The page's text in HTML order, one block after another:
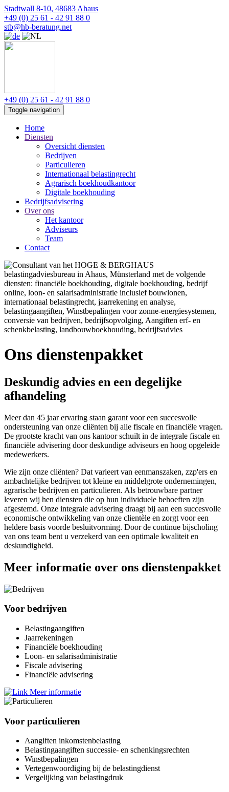
Stadtwall 8-10, 48683 Ahaus
+49 (0) 25 61 - 42 91 88 0
stb@hb-beratung.net
+49 (0) 25 61 - 42 91 88 0
Toggle navigation
Home
Diensten
Oversicht diensten
Bedrijven
Particulieren
Internationaal belastingrecht
Agrarisch boekhoudkantoor
Digitale boekhouding
Bedrijfsadvisering
Over ons
Het kantoor
Adviseurs
Team
Contact
Ons dienstenpakket
Deskundig advies en een degelijke
afhandeling
Meer dan 45 jaar ervaring staan garant voor een succesvolle
ondersteuning van onze cliënten bij alle fiscale en financiële vragen.
De grootste kracht van ons kantoor schuilt in de integrale fiscale en
financiële advisering door deskundige adviseurs en hoog opgeleide
medewerkers.
Wie zijn onze cliënten? Dat varieert van eenmanszaken, zzp'ers en
ambachtelijke bedrijven tot kleine en middelgrote ondernemingen,
agrarische bedrijven en particulieren. Als betrouwbare partner
leveren wij hen diensten die op hun individuele behoeften zijn
afgestemd. Onze integrale advisering draagt bij aan een succesvolle
economische ontwikkeling van onze clientèle en zorgt voor een
heldere basis voorde besluitvorming. Door de continue bijscholing
van ons team bent u verzekerd van een optimale kwaliteit en
deskundigheid.
Meer informatie over ons dienstenpakket
Voor bedrijven
Belastingaangiften
Jaarrekeningen
Financiële boekhouding
Loon- en salarisadministratie
Fiscale advisering
Financiële advisering
Meer informatie
Voor particulieren
Aangiften inkomstenbelasting
Belastingaangiften successie- en schenkingsrechten
Winstbepalingen
Vertegenwoordiging bij de belastingdienst
Vergelijking van belastingdruk